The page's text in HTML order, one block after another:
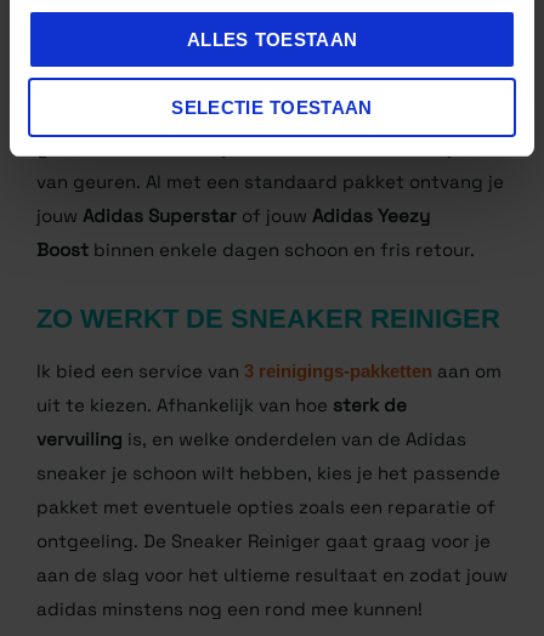
ALLES TOESTAAN
SELECTIE TOESTAAN
moet je echt niet doen met een Adidas Yeezy, doe
zeniet in de wasmachine. Ik zie maar al te vaak
schade of verkleuring in de werkplaats verschijnen.
vlekken, het upgraden als de schoenen in hun
geheel niet meer netjes eruit zien of het verwijderen
van geuren. Al met een standaard pakket ontvang je
Boostbinnen enkele dagen schoon en fris retour.
ZO WERKT DE SNEAKER
REINIGER
Ik bied een service van 3 reinigings-pakketten aan
om uit te kiezen. Afhankelijk van hoesterk de
vervuilingis, en welke onderdelen van de Adidas
sneaker je schoon wilt hebben, kies je het passende
pakket met eventuele opties zoals een reparatie of